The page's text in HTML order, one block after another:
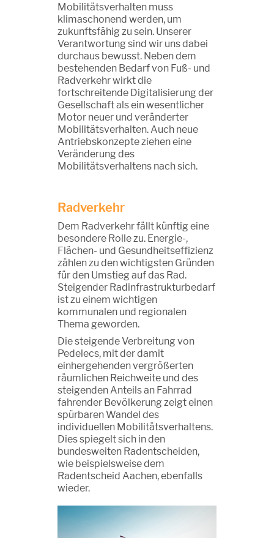
Mobilitätsverhalten muss
klimaschonend werden, um
zukunftsfähig zu sein. Unserer
Verantwortung sind wir uns dabei
durchaus bewusst. Neben dem
bestehenden Bedarf von Fuß- und
Radverkehr wirkt die
fortschreitende Digitalisierung der
Gesellschaft als ein wesentlicher
Motor neuer und veränderter
Mobilitätsverhalten. Auch neue
Antriebskonzepte ziehen eine
Veränderung des
Mobilitätsverhaltens nach sich.
Radverkehr
Dem Radverkehr fällt künftig eine
besondere Rolle zu. Energie-,
Flächen- und Gesundheitseffizienz
zählen zu den wichtigsten Gründen
für den Umstieg auf das Rad.
Steigender Radinfrastrukturbedarf
ist zu einem wichtigen
kommunalen und regionalen
Thema geworden.
Die steigende Verbreitung von
Pedelecs, mit der damit
einhergehenden vergrößerten
räumlichen Reichweite und des
steigenden Anteils an Fahrrad
fahrender Bevölkerung zeigt einen
spürbaren Wandel des
individuellen Mobilitätsverhaltens.
Dies spiegelt sich in den
bundesweiten Radentscheiden,
wie beispielsweise dem
Radentscheid Aachen, ebenfalls
wieder.